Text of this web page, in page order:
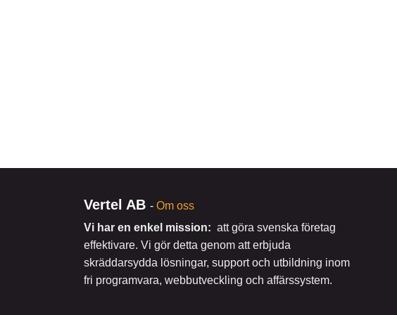
Vertel AB - Om oss
Vi har en enkel mission: att göra svenska företag
effektivare. Vi gör detta genom att erbjuda
skräddarsydda lösningar, support och utbildning inom
fri programvara, webbutveckling och affärssystem.